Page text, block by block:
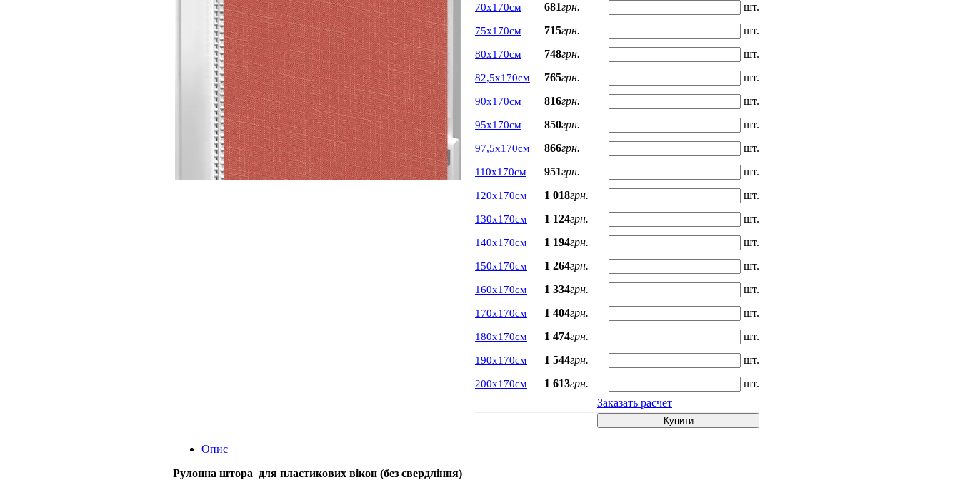
70х170см 681грн. шт.
75х170см 715грн. шт.
80х170см 748грн. шт.
82,5х170см 765грн. шт.
90х170см 816грн. шт.
95х170см 850грн. шт.
97,5х170см 866грн. шт.
110х170см 951грн. шт.
120х170см 1 018грн. шт.
130х170см 1 124грн. шт.
140х170см 1 194грн. шт.
150х170см 1 264грн. шт.
160х170см 1 334грн. шт.
170х170см 1 404грн. шт.
180х170см 1 474грн. шт.
190х170см 1 544грн. шт.
200х170см 1 613грн.
шт.
Заказать расчет
Купити
Опис
Рулонна штора для пластикових вікон (без свердління)